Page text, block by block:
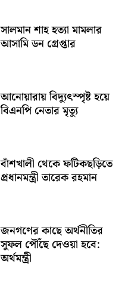
সালমান শাহ হত্যা মামলার
আসামি ডন গ্রেপ্তার
আনোয়ারায় বিদ্যুৎস্পৃষ্ট হয়ে
বিএনপি নেতার মৃত্যু
বাঁশখালী থেকে ফটিকছড়িতে
প্রধানমন্ত্রী তারেক রহমান
জনগণের কাছে অর্থনীতির
সুফল পৌঁছে দেওয়া হবে:
অর্থমন্ত্রী